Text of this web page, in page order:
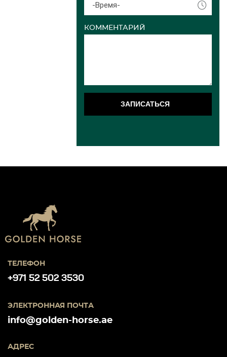
-Время-
КОММЕНТАРИЙ
ЗАПИСАТЬСЯ
ТЕЛЕФОН
+971 52 502 3530
ЭЛЕКТРОННАЯ ПОЧТА
info@golden-horse.ae
АДРЕС